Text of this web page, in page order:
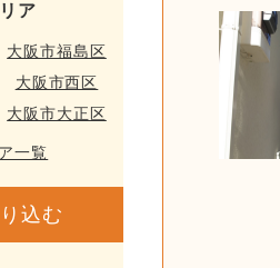
ア
大阪市福島区
大阪市西区
大阪市大正区
一覧
込む